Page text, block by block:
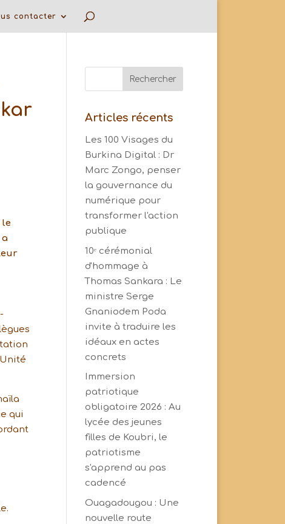
contacter
le
a
qui
Articles récents
Les 100 Visages du
Burkina Digital : Dr
Marc Zongo, penser
la gouvernance du
numérique pour
transformer l'action
publique
10ᵉ cérémonial
d'hommage à
Thomas Sankara : Le
ministre Serge
Gnaniodem Poda
invite à traduire les
idéaux en actes
concrets
Immersion
patriotique
obligatoire 2026 : Au
lycée des jeunes
filles de Koubri, le
patriotisme
s'apprend au pas
cadencé
Ouagadougou : Une
nouvelle route